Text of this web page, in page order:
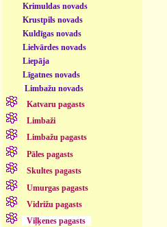
Krimuldas novads
Krustpils novads
Kuldīgas novads
Lielvārdes novads
Liepāja
Līgatnes novads
Limbažu novads
Katvaru pagasts
Limbaži
Limbažu pagasts
Pāles pagasts
Skultes pagasts
Umurgas pagasts
Vidrižu pagasts
Viļķenes pagasts